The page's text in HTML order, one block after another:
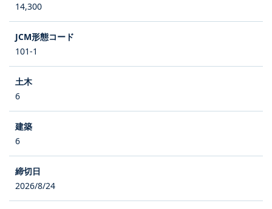
14,300
101-1
6
6
2026/8/24